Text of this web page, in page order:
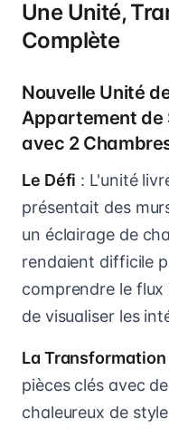
Une Unité,
Complète
Nouvelle Unité
Appartement de
avec 2
Le Défi : L'unité
présentait des
un éclairage de
rendaient difficile
comprendre le flux
de visualiser les
La Transformation
pièces clés avec
chaleureux de